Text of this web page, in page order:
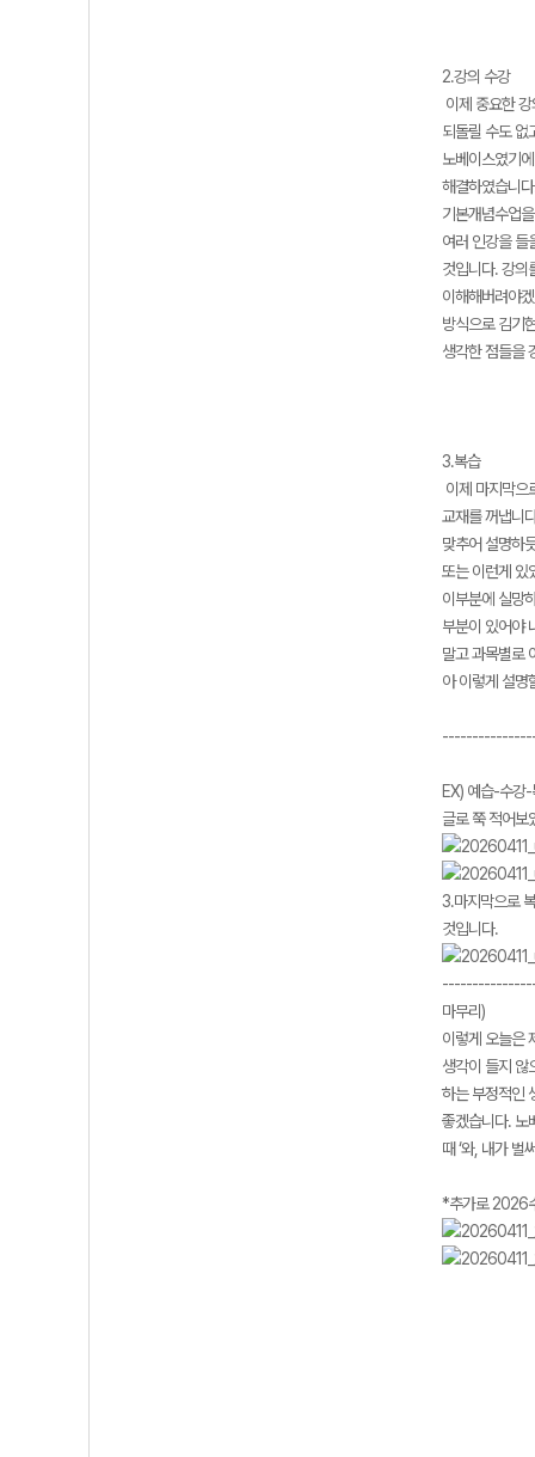
2.강의 수강
이제 중요한
되돌릴 수도 없
노베이스였기
해결하였습니
기본개념수업
여러 인강을 들
것입니다. 강의
이해해버려야
방식으로 김기
생각한 점들을
3.복습
이제 마지막으
교재를 꺼냅니
맞추어 설명하
또는 이런게 있
이부분에 실망
부분이 있어야
말고 과목별로
아 이렇게 설명
EX) 예습-수강
글로 쭉 적어보
3.마지막으로
것입니다.
마무리)
이렇게 오늘은
생각이 들지 않
하는 부정적인
좋겠습니다. 노
때 ‘와, 내가 벌
*추가로 2026